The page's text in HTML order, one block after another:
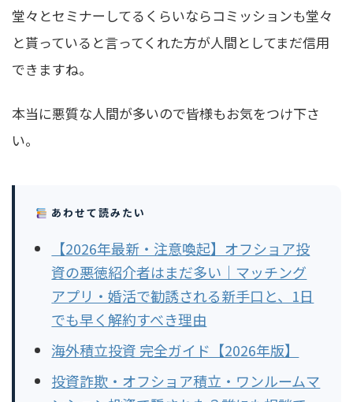
堂々とセミナーしてるくらいならコミッションも堂々
と貰っていると言ってくれた方が人間としてまだ信用
できますね。
本当に悪質な人間が多いので皆様もお気をつけ下さ
い。
あわせて読みたい
【2026年最新・注意喚起】オフショア投
資の悪徳紹介者はまだ多い｜マッチング
アプリ・婚活で勧誘される新手口と、1日
でも早く解約すべき理由
海外積立投資 完全ガイド【2026年版】
投資詐欺・オフショア積立・ワンルームマ